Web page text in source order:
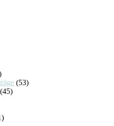
(53)
(45)